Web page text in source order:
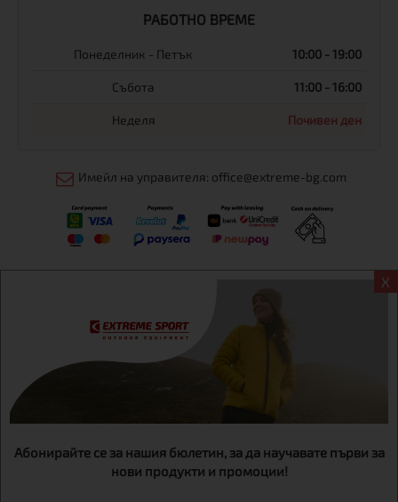
X
Абонирайте се за нашия бюлетин, за да научавате първи за
нови продукти и промоции!
РАБОТНО ВРЕМЕ
Понеделник - Петък 10:00 - 19:00
Събота 11:00 - 16:00
Неделя Почивен ден
Имейл на управителя: office@extreme-bg.com
Екстрем спорт ЕООД, BG131452613, административен адрес
гр. София, Овча купел, ул.692, №12, офис 1, магазини